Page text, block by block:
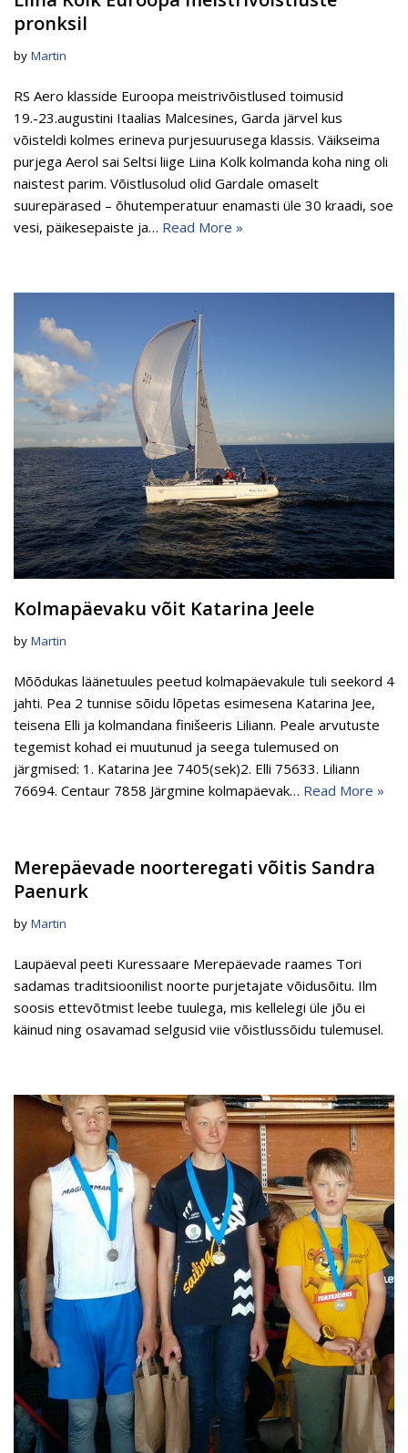
pronksil
by Martin
RS Aero klasside Euroopa meistrivõistlused toimusid
19.-23.augustini Itaalias Malcesines, Garda järvel kus
võisteldi kolmes erineva purjesuurusega klassis. Väikseima
purjega Aerol sai Seltsi liige Liina Kolk kolmanda koha ning oli
naistest parim. Võistlusolud olid Gardale omaselt
suurepärased – õhutemperatuur enamasti üle 30 kraadi, soe
vesi, päikesepaiste ja… Read More »
Kolmapäevaku võit Katarina Jeele
by Martin
Mõõdukas läänetuules peetud kolmapäevakule tuli seekord 4
jahti. Pea 2 tunnise sõidu lõpetas esimesena Katarina Jee,
teisena Elli ja kolmandana finišeeris Liliann. Peale arvutuste
tegemist kohad ei muutunud ja seega tulemused on
järgmised: 1. Katarina Jee 7405(sek)2. Elli 75633. Liliann
76694. Centaur 7858 Järgmine kolmapäevak… Read More »
Merepäevade noorteregati võitis Sandra
Paenurk
by Martin
Laupäeval peeti Kuressaare Merepäevade raames Tori
sadamas traditsioonilist noorte purjetajate võidusõitu. Ilm
soosis ettevõtmist leebe tuulega, mis kellelegi üle jõu ei
käinud ning osavamad selgusid viie võistlussõidu tulemusel.